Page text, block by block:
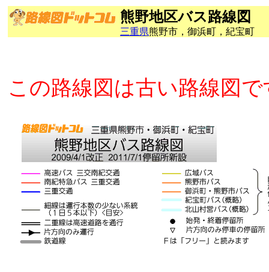
熊野地区バス路線図
三重県熊野市，御浜町，紀宝町
この路線図は古い路線図で